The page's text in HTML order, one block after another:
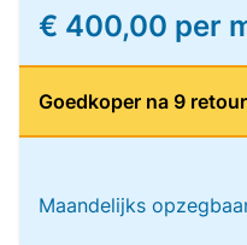
€ 400,00 per
Goedkoper na 9
Maandelijks